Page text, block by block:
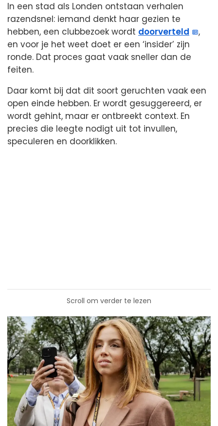
In een stad als Londen ontstaan verhalen
razendsnel: iemand denkt haar gezien te
hebben, een clubbezoek wordt doorverteld
,
en voor je het weet doet er een ‘insider’ zijn
ronde. Dat proces gaat vaak sneller dan de
feiten.
Daar komt bij dat dit soort geruchten vaak een
open einde hebben. Er wordt gesuggereerd, er
wordt gehint, maar er ontbreekt context. En
precies die leegte nodigt uit tot invullen,
speculeren en doorklikken.
Scroll om verder te lezen